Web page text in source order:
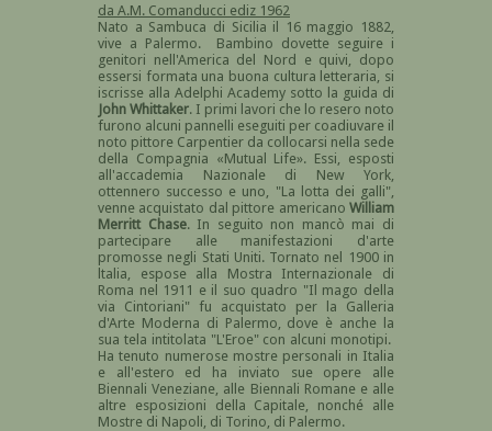
da A.M. Comanducci ediz 1962
Nato a Sambuca di Sicilia il 16 maggio 1882,
vive a Palermo. Bambino dovette seguire i
genitori nell'America del Nord e quivi, dopo
essersi formata una buona cultura letteraria, si
iscrisse alla Adelphi Academy sotto la guida di
John Whittaker. I primi lavori che lo resero noto
furono alcuni pannelli eseguiti per coadiuvare il
noto pittore Carpentier da collocarsi nella sede
della Compagnia «Mutual Life». Essi, esposti
all'accademia Nazionale di New York,
ottennero successo e uno, "La lotta dei galli",
venne acquistato dal pittore americano William
Merritt Chase. In seguito non mancò mai di
partecipare alle manifestazioni d'arte
promosse negli Stati Uniti. Tornato nel 1900 in
ltalia, espose alla Mostra Internazionale di
Roma nel 1911 e il suo quadro "Il mago della
via Cintoriani" fu acquistato per la Galleria
d'Arte Moderna di Palermo, dove è anche la
sua tela intitolata "L'Eroe" con alcuni monotipi.
Ha tenuto numerose mostre personali in Italia
e all'estero ed ha inviato sue opere alle
Biennali Veneziane, alle Biennali Romane e alle
altre esposizioni della Capitale, nonché alle
Mostre di Napoli, di Torino, di Palermo.